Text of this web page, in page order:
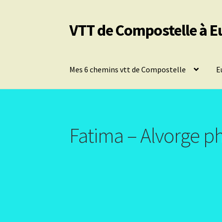
Aller
à
Aller
au
VTT de Compostelle à
Mes 6 chemins vtt de Compostelle
Fatima – Alvorge